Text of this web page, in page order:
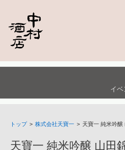
イベ
トップ > 株式会社天寶一 > 天寶一 純米吟醸
天寶一 純米吟醸 山田